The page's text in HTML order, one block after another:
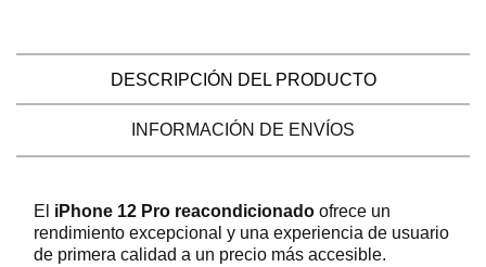
DESCRIPCIÓN DEL PRODUCTO
INFORMACIÓN DE ENVÍOS
El iPhone 12 Pro reacondicionado ofrece un
rendimiento excepcional y una experiencia de usuario
de primera calidad a un precio más accesible.